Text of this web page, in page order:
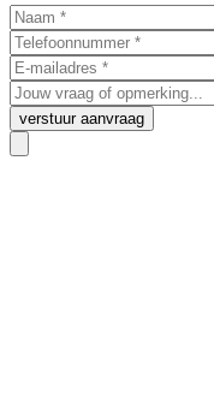
verstuur aanvraag